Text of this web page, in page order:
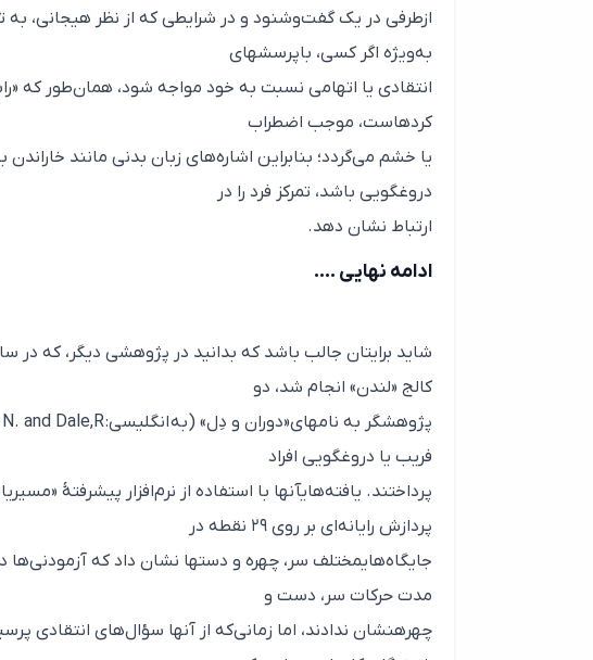
ازطرفی در یک گفت‌وشنود و در شرایطی که از نظر هیجانی، به
به‌ویژه اگر کسی، باپرسشهای
انتقادی یا اتهامی نسبت به خود مواجه شود، همان‌طور که
کردهاست، موجب اضطراب
یا خشم می‌گردد؛ بنابراین اشاره‌های زبان بدنی مانند
دروغگویی باشد، تمرکز فرد را در
ارتباط نشان دهد.
ادامه نهایی ….
کالج «لندن» انجام شد، دو
پژوهشگر به نامهای«دوران و دِل» (به انگلیسی:and Dale,R
فریب یا دروغگویی افراد
پرداختند. یافته‌هایآنها با استفاده از نرم‌افزار پیشرفتهٔ
پردازش رایانه‌ای بر روی ۲۹ نقطه در
جایگاه‌هایمختلف سر، چهره و دستها نشان داد که آزمودنی‌ها
مدت حرکات سر، دست و
چهرهنشان ندادند، اما زمانی‌که از آنها سؤال‌های انتقادی